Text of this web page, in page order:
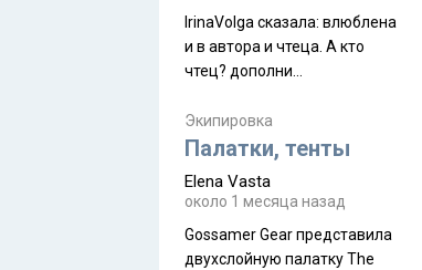
такая как бы переходная
ступень между привычной
нам Индией и остальными
надеюсь увидеть.
IrinaVolga сказалa: влюблена
и в автора и чтеца. А кто
чтец? дополни
Экипировка
Палатки, тенты
Elena Vasta
около 1 месяца назад
Gossamer Gear представила
двухслойную палатку The